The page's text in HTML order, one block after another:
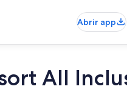
Abrir app
All